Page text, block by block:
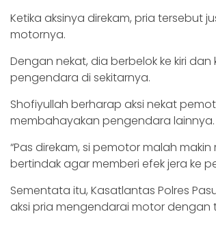
Ketika aksinya direkam, pria tersebut
motornya.
Dengan nekat, dia berbelok ke kiri
pengendara di sekitarnya.
Shofiyullah berharap aksi nekat
membahayakan pengendara lainnya.
“Pas direkam, si pemotor malah
bertindak agar memberi efek jera ke
Sementata itu, Kasatlantas Polres
aksi pria mengendarai motor dengan